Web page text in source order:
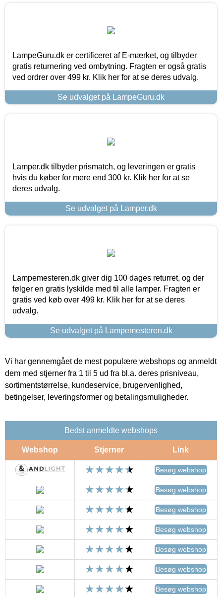
LampeGuru.dk er certificeret af E-mærket, og tilbyder
gratis returnering ved ombytning. Fragten er også gratis
ved ordrer over 499 kr. Klik her for at se deres udvalg.
Se udvalget på LampeGuru.dk
Lamper.dk tilbyder prismatch, og leveringen er gratis
hvis du køber for mere end 300 kr. Klik her for at se
deres udvalg.
Se udvalget på Lamper.dk
Lampemesteren.dk giver dig 100 dages returret, og der
følger en gratis lyskilde med til alle lamper. Fragten er
gratis ved køb over 499 kr. Klik her for at se deres
udvalg.
Se udvalget på Lampemesteren.dk
Vi har gennemgået de mest populære webshops og anmeldt
dem med stjerner fra 1 til 5 ud fra bl.a. deres prisniveau,
sortimentstørrelse, kundeservice, brugervenlighed,
betingelser, leveringsformer og betalingsmuligheder.
Bedst anmeldte webshops
Webshop Stjerner Link
Besøg webshop
Besøg webshop
Besøg webshop
Besøg webshop
Besøg webshop
Besøg webshop
Besøg webshop